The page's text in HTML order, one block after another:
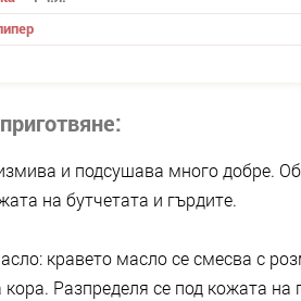
и подсушава много добре.
на бутчетата и гърдите.
кравето масло се смесва с
Разпределя се под кожата на